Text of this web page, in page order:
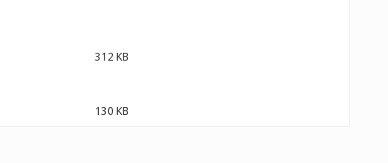
312 KB
130 KB